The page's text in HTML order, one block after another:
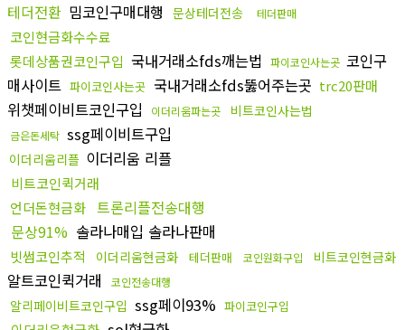
테더전환 밈코인구매대행 문상테더전송 테더판매
코인현금화수수료
롯데상품권코인구입 국내거래소fds깨는법 파이코인사는곳 코인구
매사이트 파이코인사는곳 국내거래소fds뚫어주는곳 trc20판매
위챗페이비트코인구입 이더리움파는곳 비트코인사는법
금은돈세탁 ssg페이비트구입
이더리움리플 이더리움 리플
비트코인퀵거래
언더돈현금화 트론리플전송대행
문상91% 솔라나매입 솔라나판매
빗썸코인추적 이더리움현금화 테더판매 코인원화구입 비트코인현금화
알트코인퀵거래 코인전송대행
알리페이비트코인구입 ssg페이93% 파이코인구입